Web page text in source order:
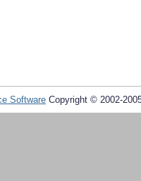
Software Copyright © 2002-